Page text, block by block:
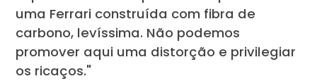
uma Ferrari construída com fibra de
carbono, levíssima. Não podemos
promover aqui uma distorção e privilegiar
os ricaços."